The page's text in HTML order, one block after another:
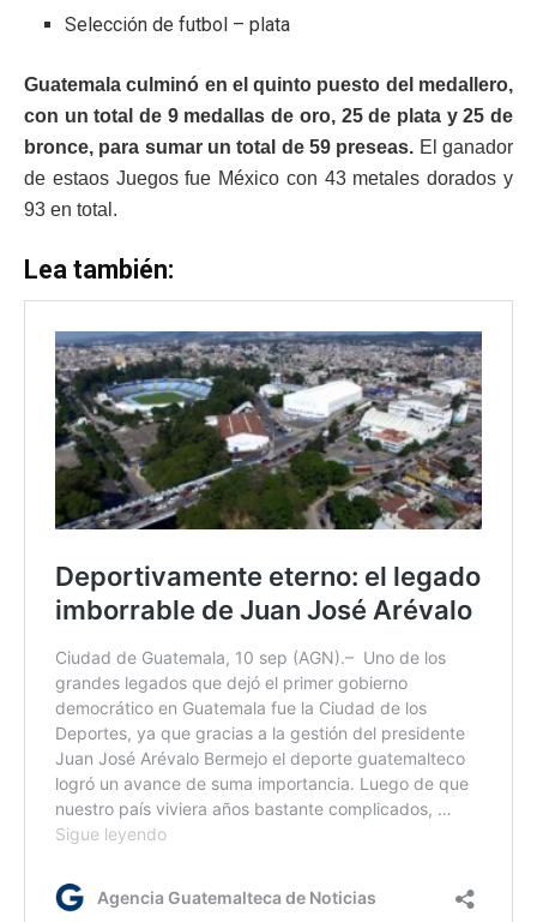
Selección de futbol – plata
Guatemala culminó en el quinto puesto del medallero,
con un total de 9 medallas de oro, 25 de plata y 25 de
bronce, para sumar un total de 59 preseas. El ganador
de estaos Juegos fue México con 43 metales dorados y
93 en total.
Lea también: